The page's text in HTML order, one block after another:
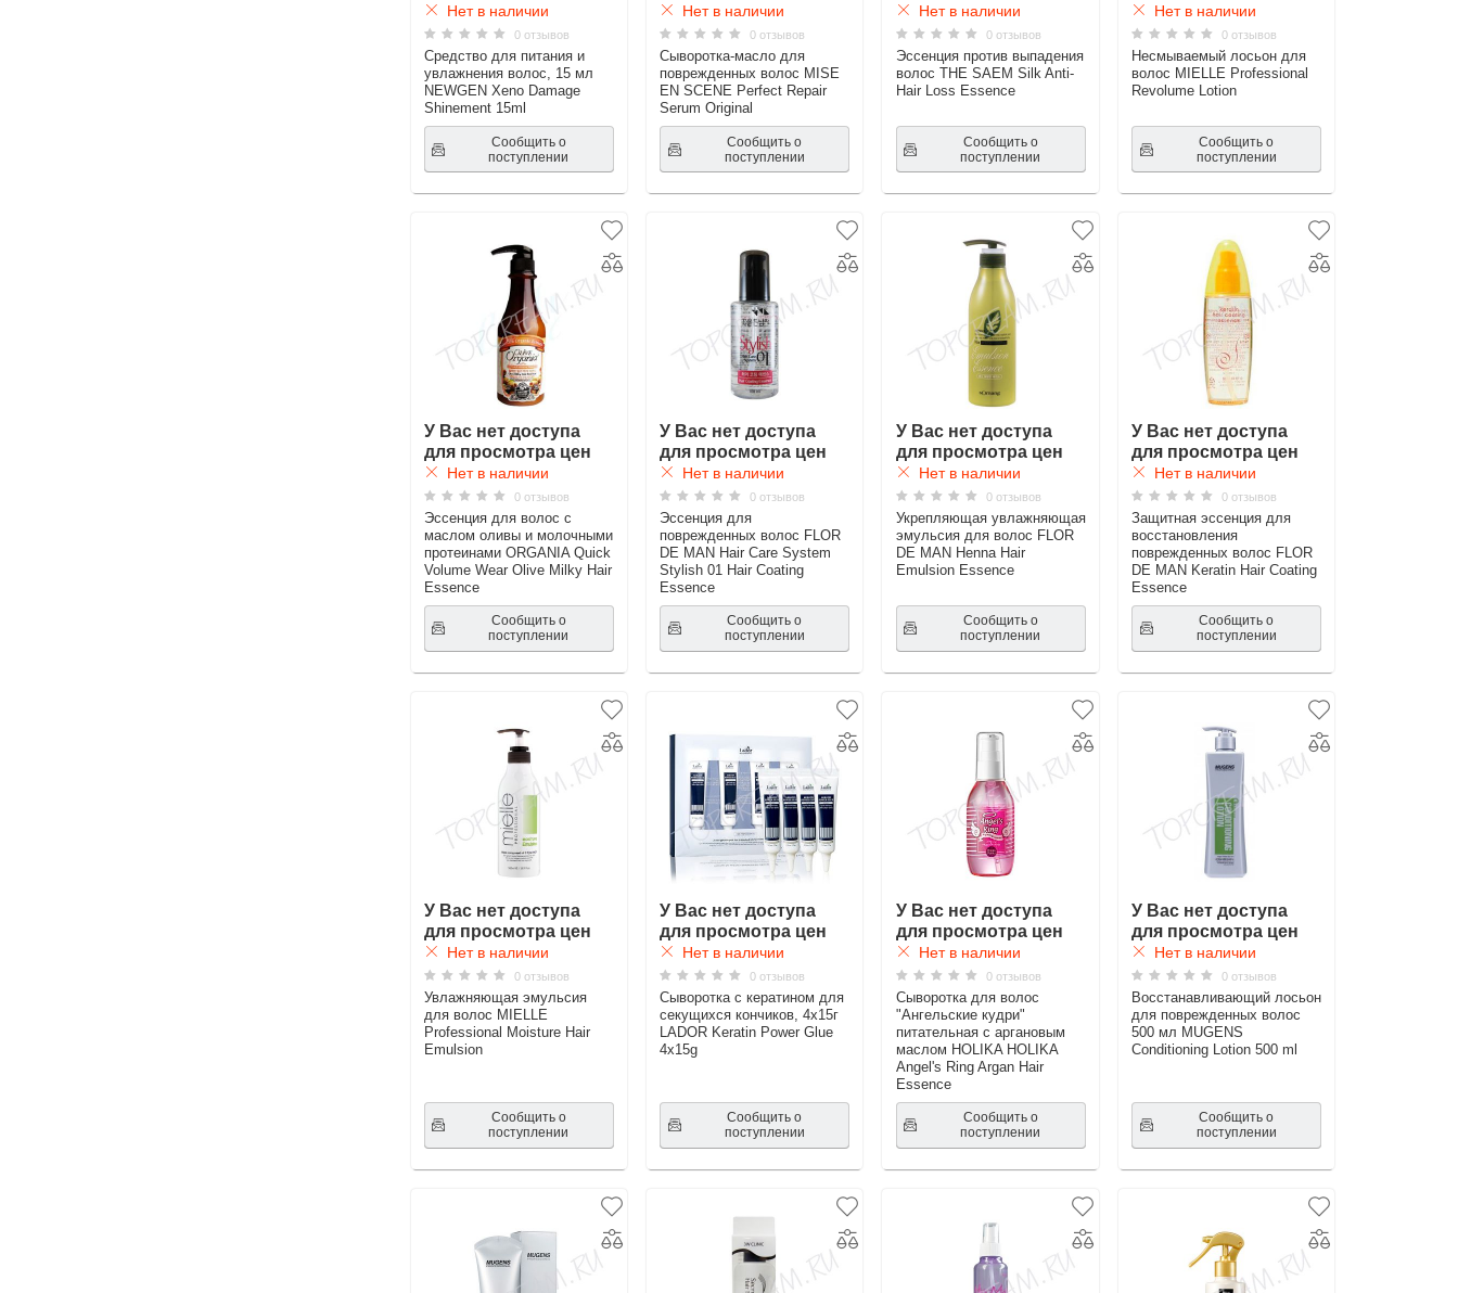
Нет в наличии
0 отзывов
Средство для питания и
увлажнения волос, 15 мл
NEWGEN Xeno Damage
Shinement 15ml
Сообщить о
поступлении
Нет в наличии
0 отзывов
Сыворотка-масло для
поврежденных волос MISE
EN SCENE Perfect Repair
Serum Original
Сообщить о
поступлении
Нет в наличии
0 отзывов
Эссенция против выпадения
волос THE SAEM Silk Anti-
Hair Loss Essence
Сообщить о
поступлении
Нет в наличии
0 отзывов
Несмываемый лосьон для
волос MIELLE Professional
Revolume Lotion
Сообщить о
поступлении
У Вас нет доступа
для просмотра цен
Нет в наличии
0 отзывов
Эссенция для волос с
маслом оливы и молочными
протеинами ORGANIA Quick
Volume Wear Olive Milky Hair
Essence
Сообщить о
поступлении
У Вас нет доступа
для просмотра цен
Нет в наличии
0 отзывов
Эссенция для
поврежденных волос FLOR
DE MAN Hair Care System
Stylish 01 Hair Coating
Essence
Сообщить о
поступлении
У Вас нет доступа
для просмотра цен
Нет в наличии
0 отзывов
Укрепляющая увлажняющая
эмульсия для волос FLOR
DE MAN Henna Hair
Emulsion Essence
Сообщить о
поступлении
У Вас нет доступа
для просмотра цен
Нет в наличии
0 отзывов
Защитная эссенция для
восстановления
поврежденных волос FLOR
DE MAN Keratin Hair Coating
Essence
Сообщить о
поступлении
У Вас нет доступа
для просмотра цен
Нет в наличии
0 отзывов
Увлажняющая эмульсия
для волос MIELLE
Professional Moisture Hair
Emulsion
Сообщить о
поступлении
У Вас нет доступа
для просмотра цен
Нет в наличии
0 отзывов
Сыворотка с кератином для
секущихся кончиков, 4х15г
LADOR Keratin Power Glue
4х15g
Сообщить о
поступлении
У Вас нет доступа
для просмотра цен
Нет в наличии
0 отзывов
Сыворотка для волос
"Ангельские кудри"
питательная с аргановым
маслом HOLIKA HOLIKA
Angel's Ring Argan Hair
Essence
Сообщить о
поступлении
У Вас нет доступа
для просмотра цен
Нет в наличии
0 отзывов
Восстанавливающий лосьон
для поврежденных волос
500 мл MUGENS
Conditioning Lotion 500 ml
Сообщить о
поступлении